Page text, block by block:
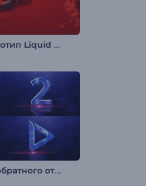
Представлен логотип Liquid Fusion
Показ логотипа обратного отсчета